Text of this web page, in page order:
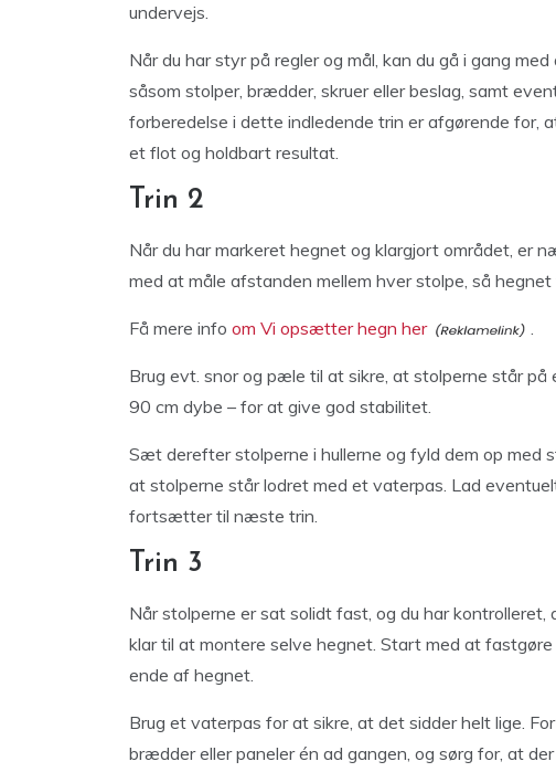
undervejs.
Når du har styr på regler og mål, kan du gå i gang
såsom stolper, brædder, skruer eller beslag, samt
forberedelse i dette indledende trin er afgørende
et flot og holdbart resultat.
Trin 2
Når du har markeret hegnet og klargjort området, er
med at måle afstanden mellem hver stolpe, så
Få mere info om Vi opsætter hegn her .
Brug evt. snor og pæle til at sikre, at stolperne står på
90 cm dybe – for at give god stabilitet.
Sæt derefter stolperne i hullerne og fyld dem op med
at stolperne står lodret med et vaterpas. Lad
fortsætter til næste trin.
Trin 3
Når stolperne er sat solidt fast, og du har
klar til at montere selve hegnet. Start med at
ende af hegnet.
Brug et vaterpas for at sikre, at det sidder helt lige.
brædder eller paneler én ad gangen, og sørg for, at